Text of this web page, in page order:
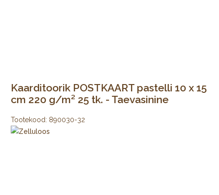
Kaarditoorik POSTKAART pastelli 10 x 15
cm 220 g/m² 25 tk. - Taevasinine
Tootekood: 890030-32